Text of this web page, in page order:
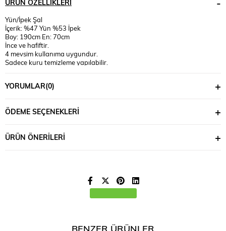
ÜRÜN ÖZELLIKLERI
Yün/İpek Şal
İçerik: %47 Yün %53 İpek
Boy: 190cm En: 70cm
İnce ve hafiftir.
4 mevsim kullanıma uygundur.
Sadece kuru temizleme yapılabilir.
YORUMLAR(0)
ÖDEME SEÇENEKLERI
ÜRÜN ÖNERILERI
BENZER ÜRÜNLER